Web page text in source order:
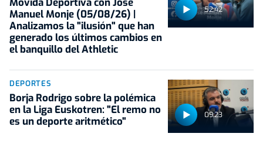
52:42
Manuel Monje (05/08/26) |
Analizamos la "ilusión" que han
generado los últimos cambios en
el banquillo del Athletic
09:23
DEPORTES
Borja Rodrigo sobre la polémica
en la Liga Euskotren: "El remo no
es un deporte aritmético"